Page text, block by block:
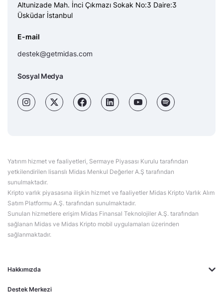
Hakkımızda
Destek Merkezi
Altunizade Mah. İnci Çıkmazı Sokak No:3 Daire:3
Üsküdar İstanbul
E-mail
destek@getmidas.com
Sosyal Medya
Yatırım hizmet ve faaliyetleri, Sermaye Piyasası Kurulu tarafından
yetkilendirilen lisanslı Midas Menkul Değerler A.Ş tarafından
sunulmaktadır.
Kripto varlık piyasasına ilişkin hizmet ve faaliyetler Midas Kripto Varlık Alım
Satım Platformu A.Ş. tarafından sunulmaktadır.
Sunulan hizmetlere erişim Midas Finansal Teknolojiler A.Ş. tarafından
sağlanan Midas ve Midas Kripto mobil uygulamaları üzerinden
sağlanmaktadır.